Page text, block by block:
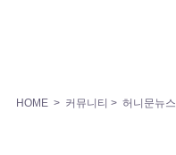
HOME > 커뮤니티 > 허니문뉴스